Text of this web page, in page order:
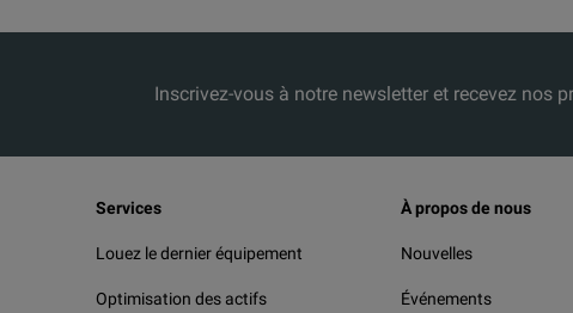
Inscrivez-vous à notre newsletter et recevez nos
Services
Louez le dernier équipement
Optimisation des actifs
À propos de nous
Nouvelles
Événements